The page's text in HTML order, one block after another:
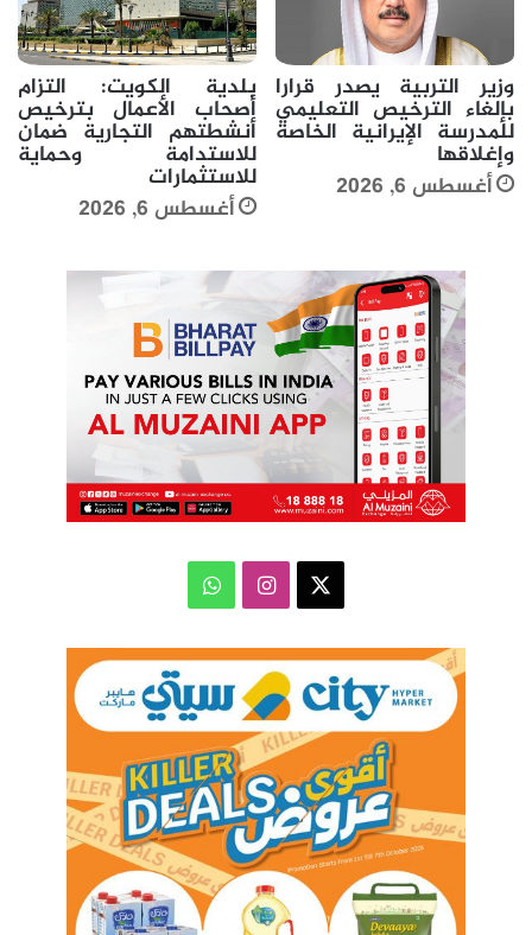
وزير التربية يصدر قرارا
بإلغاء الترخيص التعليمي
للمدرسة الإيرانية الخاصة
وإغلاقها
أغسطس 6, 2026
بلدية الكويت: التزام
أصحاب الأعمال بترخيص
أنشطتهم التجارية ضمان
للاستدامة وحماية
للاستثمارات
أغسطس 6, 2026
انستقرامواتساب